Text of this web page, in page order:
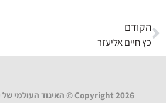
הקודם
כץ חיים אליעזר
Copyright 2026 © האיגוד העולמי של יוצאי ווהלין בישראל